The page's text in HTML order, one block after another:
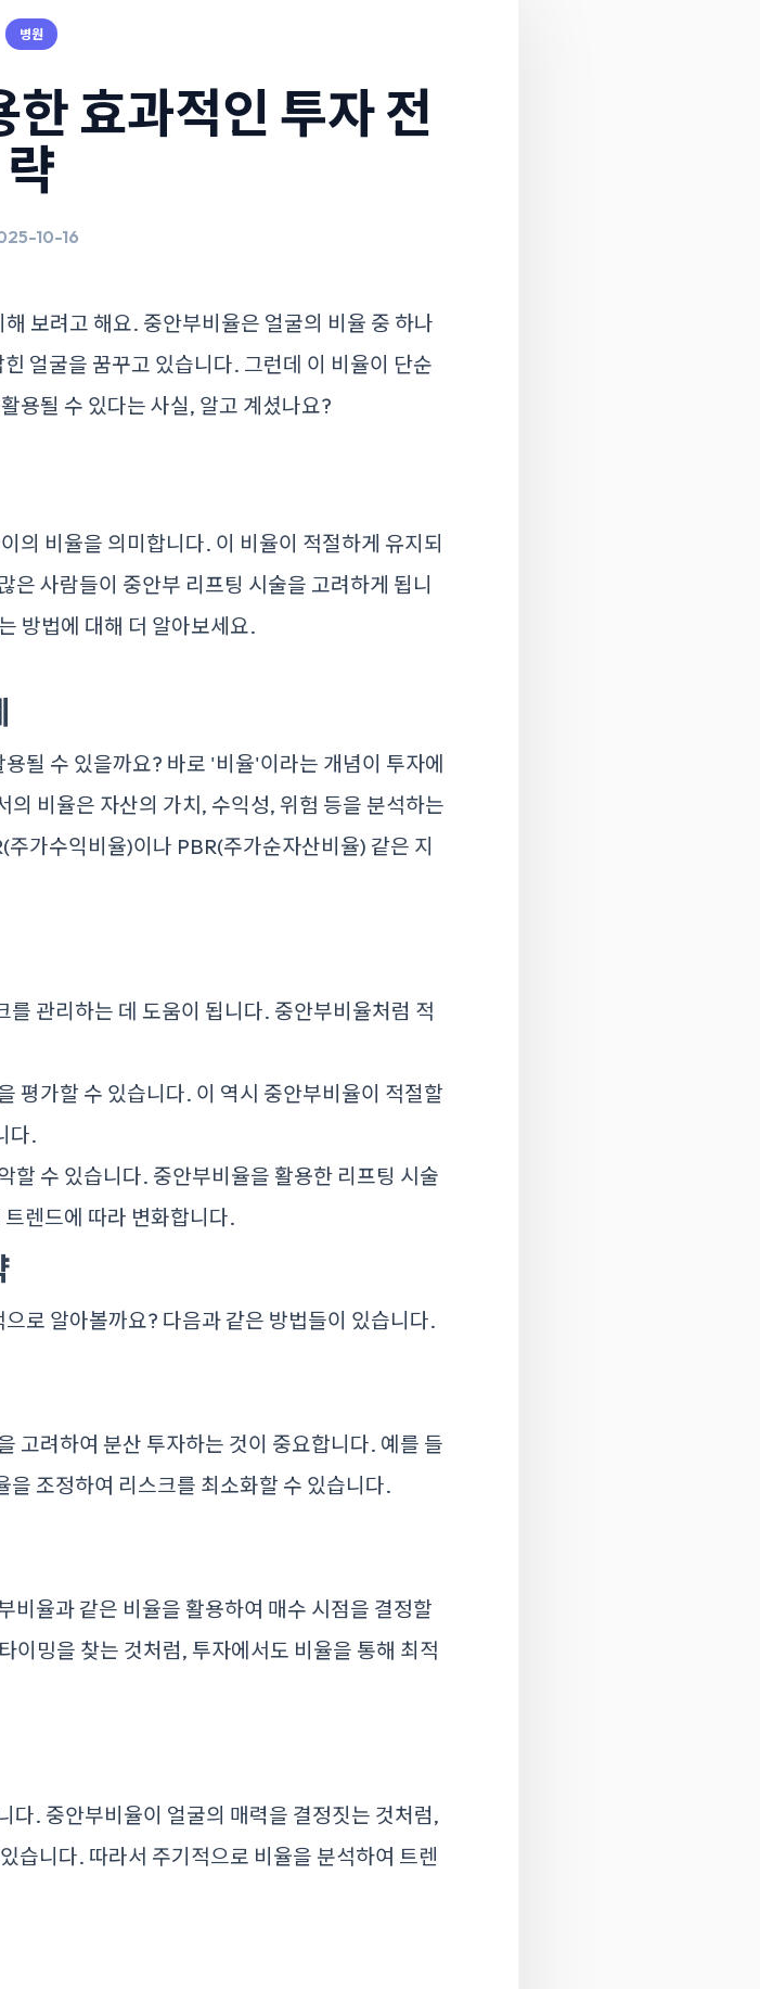
병원
효과적인 투자 전
략
10-16
해 보려고 해요. 중안부비율은 얼굴의 비율 중 하나
얼굴을 꿈꾸고 있습니다. 그런데 이 비율이 단순
용될 수 있다는 사실, 알고 계셨나요?
의 비율을 의미합니다. 이 비율이 적절하게 유지되
은 사람들이 중안부 리프팅 시술을 고려하게 됩니
방법에 대해 더 알아보세요.
될 수 있을까요? 바로 '비율'이라는 개념이 투자에
비율은 자산의 가치, 수익성, 위험 등을 분석하는
가수익비율)이나 PBR(주가순자산비율) 같은 지
를 관리하는 데 도움이 됩니다. 중안부비율처럼 적
평가할 수 있습니다. 이 역시 중안부비율이 적절할
다.
할 수 있습니다. 중안부비율을 활용한 리프팅 시술
렌드에 따라 변화합니다.
로 알아볼까요? 다음과 같은 방법들이 있습니다.
고려하여 분산 투자하는 것이 중요합니다. 예를 들
조정하여 리스크를 최소화할 수 있습니다.
비율과 같은 비율을 활용하여 매수 시점을 결정할
이밍을 찾는 것처럼, 투자에서도 비율을 통해 최적
다. 중안부비율이 얼굴의 매력을 결정짓는 것처럼,
습니다. 따라서 주기적으로 비율을 분석하여 트렌